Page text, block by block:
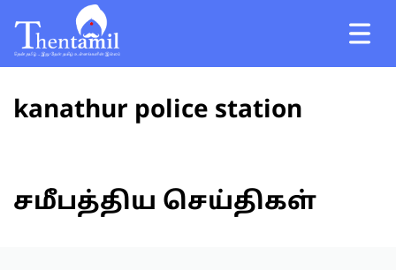
kanathur police station
சமீபத்திய செய்திகள்